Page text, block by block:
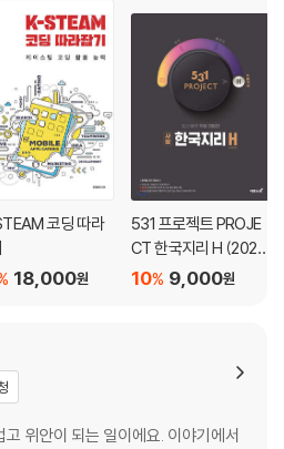
코딩 따라
18,000원
531 프로젝트 PROJE
CT 한국지리 H (2026
년용) 9,000원
10%
위안이 되는 일이에요. 이야기에서